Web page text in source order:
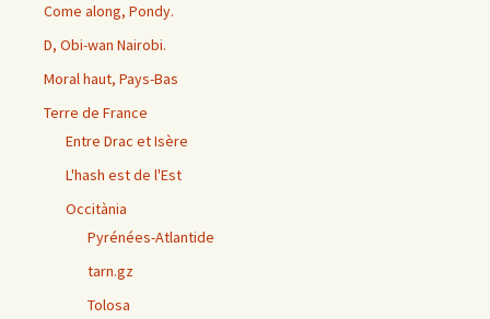
Come along, Pondy.
D, Obi-wan Nairobi.
Moral haut, Pays-Bas
Terre de France
Entre Drac et Isère
L'hash est de l'Est
Occitània
Pyrénées-Atlantide
tarn.gz
Tolosa